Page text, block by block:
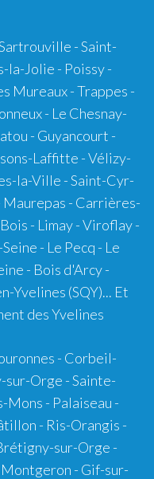
- Saint-
la-Jolie - Poissy -
Mureaux - Trappes -
- Le Chesnay-
- Guyancourt -
Laffitte - Vélizy-
la-Ville - Saint-Cyr-
- Carrières-
- Limay - Viroflay -
- Le Pecq - Le
- Bois d'Arcy -
Yvelines (SQY)... Et
des Yvelines
- Corbeil-
sur-Orge - Sainte-
- Palaiseau -
- Ris-Orangis -
sur-Orge -
Montgeron - Gif-sur-